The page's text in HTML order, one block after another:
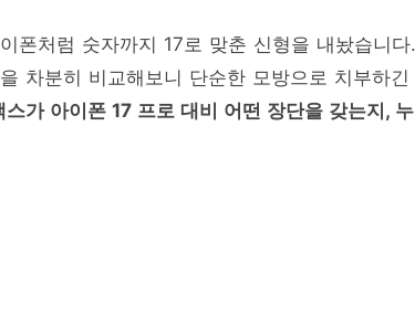
폰처럼 숫자까지 17로 맞춘 신형을 내놨습니
차분히 비교해보니 단순한 모방으로 치부하
가 아이폰 17 프로 대비 어떤 장단을 갖는지,